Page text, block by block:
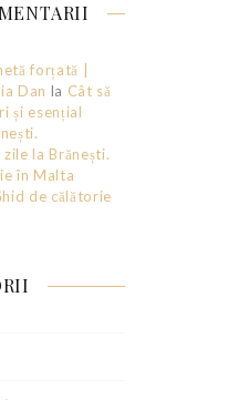
forțată |
Dan la Cât să
și esențial
zile la Brănești.
în Malta
de călătorie